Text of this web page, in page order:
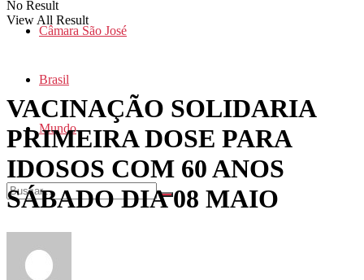
Câmara São José
Brasil
Mundo
No Result
View All Result
VACINAÇÃO SOLIDARIA
PRIMEIRA DOSE PARA
IDOSOS COM 60 ANOS
SÁBADO DIA 08 MAIO